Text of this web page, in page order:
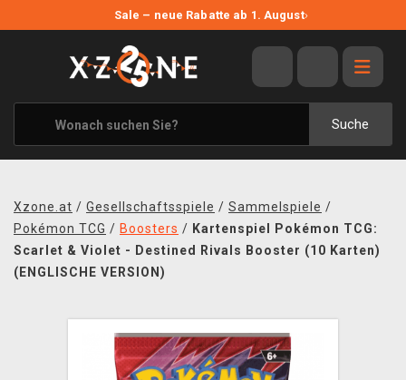
Sale – neue Rabatte ab 1. August›
Suche
ANGEBOTE
ALLE MARKEN
XZONE ORIGINALS
KLEIDUNG & ACCESSOIRES
BÜCHER & COMICS
BRETT- UND KARTENSPIELE
Xzone.at / Gesellschaftsspiele / Sammelspiele /
Pokémon TCG / Boosters / Kartenspiel Pokémon TCG:
Scarlet & Violet - Destined Rivals Booster (10 Karten)
(ENGLISCHE VERSION)